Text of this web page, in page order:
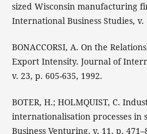
sized Wisconsin manufacturing
International Business Studies, v.
BONACCORSI, A. On the
Export Intensity. Journal of
v. 23, p. 605-635, 1992.
BOTER, H.; HOLMQUIST, C.
internationalisation processes in
Business Venturing, v. 11, p.